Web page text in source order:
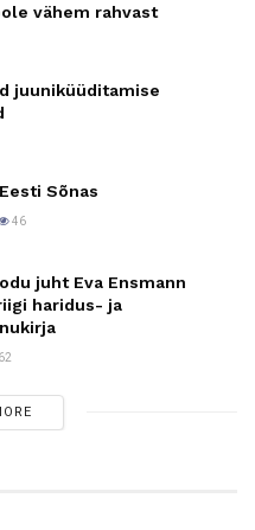
vähem rahvast
juuniküüditamise
Sõnas
46
juht Eva Ensmann
haridus- ja